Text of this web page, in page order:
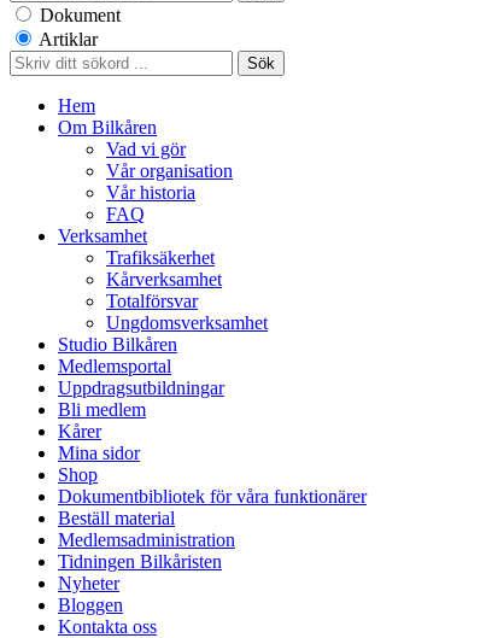
Dokument
Artiklar
Hem
Om Bilkåren
Vad vi gör
Vår organisation
Vår historia
FAQ
Verksamhet
Trafiksäkerhet
Kårverksamhet
Totalförsvar
Ungdomsverksamhet
Studio Bilkåren
Medlemsportal
Uppdragsutbildningar
Bli medlem
Kårer
Mina sidor
Shop
Dokumentbibliotek för våra funktionärer
Beställ material
Medlemsadministration
Tidningen Bilkåristen
Nyheter
Bloggen
Kontakta oss